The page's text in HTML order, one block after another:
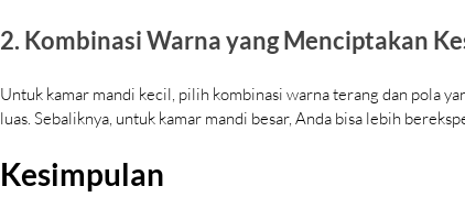
2. Kombinasi Warna yang Menciptakan
Untuk kamar mandi kecil, pilih kombinasi warna terang dan pola
luas. Sebaliknya, untuk kamar mandi besar, Anda bisa lebih
Kesimpulan